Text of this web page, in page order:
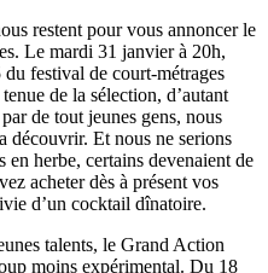
restent pour vous annoncer le
Le mardi 31 janvier à 20h,
festival de court-métrages
de la sélection, d’autant
de tout jeunes gens, nous
découvrir. Et nous ne serions
en herbe, certains devenaient de
acheter dès à présent vos
d’un cocktail dînatoire.
talents, le Grand Action
moins expérimental. Du 18